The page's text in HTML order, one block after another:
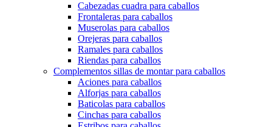
Cabezadas cuadra para caballos
Frontaleras para caballos
Muserolas para caballos
Orejeras para caballos
Ramales para caballos
Riendas para caballos
Complementos sillas de montar para caballos
Aciones para caballos
Alforjas para caballos
Baticolas para caballos
Cinchas para caballos